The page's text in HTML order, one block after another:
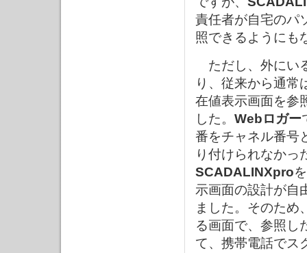
責任者が自宅のパ
照できるようにも
ただし、外にい
り、従来から通常
在値表示画面を参
した。 Webロガー
番をチャネル番号
り付けられなかっ
SCADALINXpro
示画面の設計が自
ました。そのため
る画面で、参照し
て、携帯電話でス